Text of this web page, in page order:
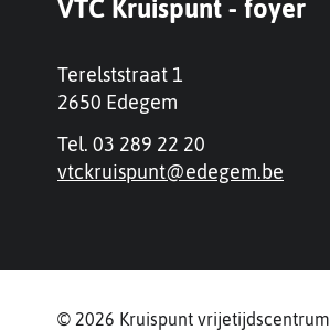
VTC Kruispunt - foyer
Adres
Terelststraat 1
,2650 Edegem
Tel. 03 289 22 20
E-
vtckruispunt@edegem.be
© 2026 Kruispunt vrijetijdscentrum